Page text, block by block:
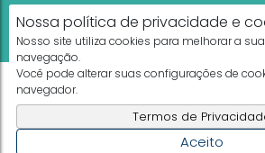
Nossa política de privacidade e
Nosso site utiliza cookies para melhorar a
navegação.
Você pode alterar suas configurações de
navegador.
Termos de
Aceito
Apresenta.me ~ Plataforma
Copyright © 2026 ~ 0.0000s